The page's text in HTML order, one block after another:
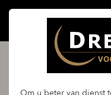
Om u beter van dienst
Nox